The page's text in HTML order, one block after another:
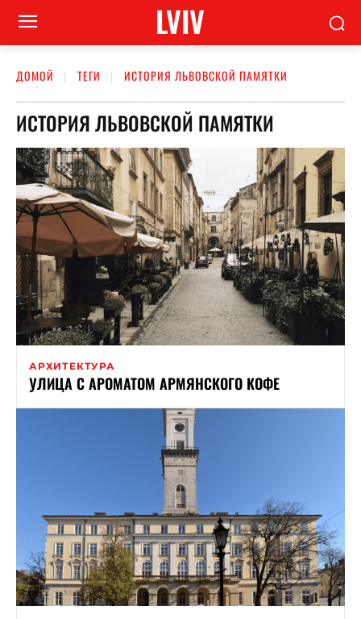
LVIV
ДОМОЙ ТЕГИ ИСТОРИЯ ЛЬВОВСКОЙ ПАМЯТКИ
ИСТОРИЯ ЛЬВОВСКОЙ ПАМЯТКИ
АРХИТЕКТУРА
УЛИЦА С АРОМАТОМ АРМЯНСКОГО КОФЕ